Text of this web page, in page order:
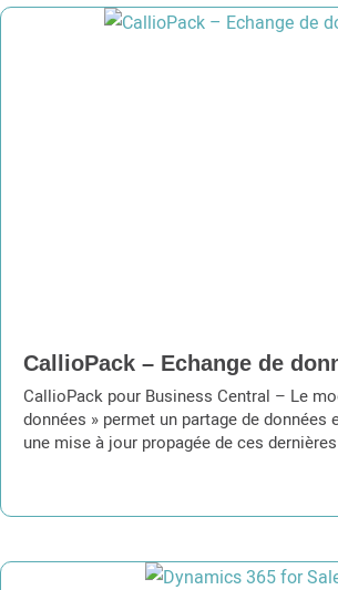
CallioPack – Echange de
CallioPack pour Business Central – Le
données » permet un partage de données
une mise à jour propagée de ces dernières